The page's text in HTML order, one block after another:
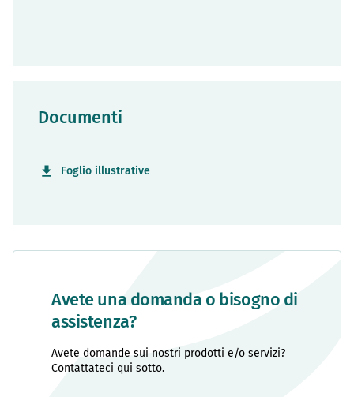
Avete una domanda o bisogno di
assistenza?
Avete domande sui nostri prodotti e/o servizi?
Contattateci qui sotto.
Documenti
Foglio illustrative